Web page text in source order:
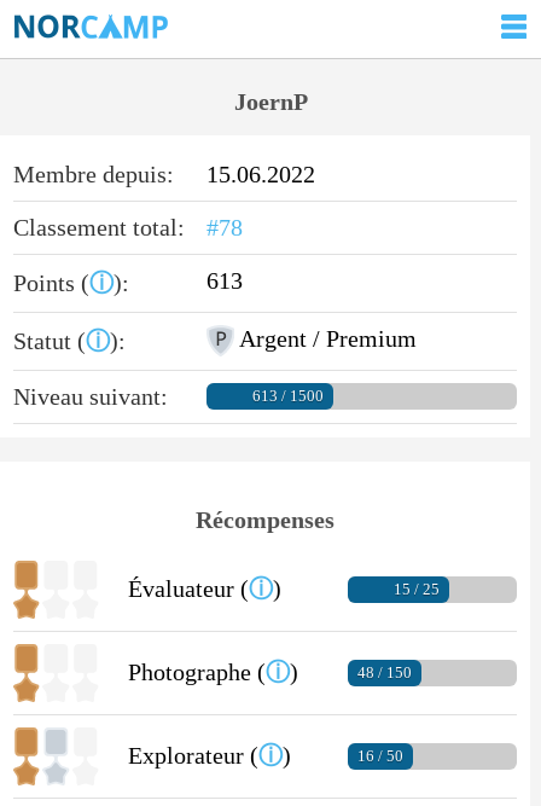
JoernP
Membre depuis:
15.06.2022
Classement total:
#78
Points (ⓘ): 613
Statut (ⓘ): Argent / Premium
Niveau suivant: 613 / 1500
Récompenses
Évaluateur (ⓘ) 15 / 25
Photographe (ⓘ) 48 / 150
Explorateur (ⓘ) 16 / 50